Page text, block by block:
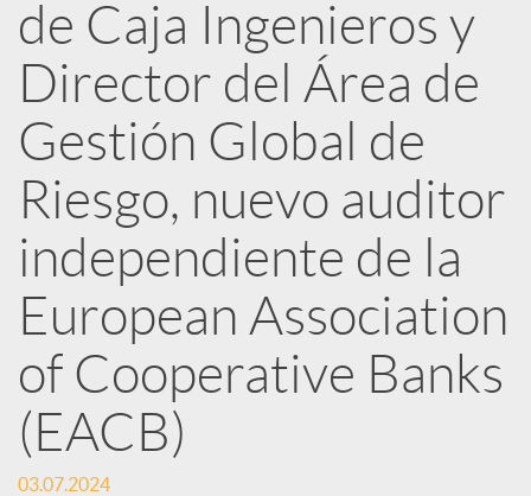
i
c
a
d
o
r
de Caja Ingenieros y
Director del Área de
Gestión Global de
Riesgo, nuevo auditor
independiente de la
European Association
of Cooperative Banks
(EACB)
03.07.2024